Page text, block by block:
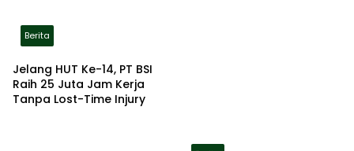
Berita
Jelang HUT Ke-14, PT BSI
Raih 25 Juta Jam Kerja
Tanpa Lost-Time Injury